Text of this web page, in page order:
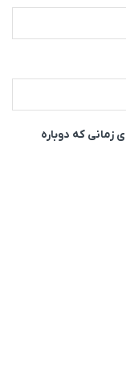
زمانی که دوباره